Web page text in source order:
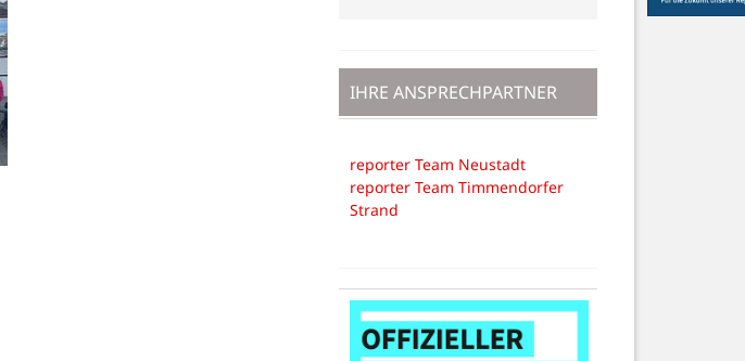
IHRE ANSPRECHPARTNER
reporter Team Neustadt
reporter Team Timmendorfer
Strand